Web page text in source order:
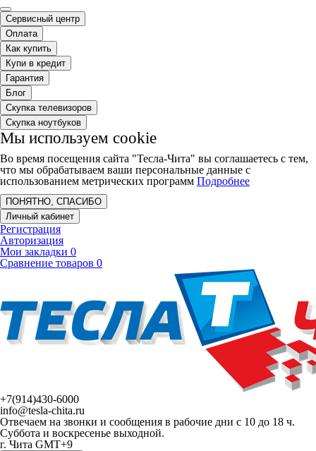
Сервисный центр
Оплата
Как купить
Купи в кредит
Гарантия
Блог
Скупка телевизоров
Скупка ноутбуков
Мы используем cookie
Во время посещения сайта "Тесла-Чита" вы соглашаетесь с тем,
что мы обрабатываем ваши персональные данные с
использованием метрических программ Подробнее
ПОНЯТНО, СПАСИБО
Личный кабинет
Регистрация
Авторизация
Мои закладки 0
Сравнение товаров 0
+7(914)430-6000
info@tesla-chita.ru
Отвечаем на звонки и сообщения в рабочие дни с 10 до 18 ч.
Суббота и воскресенье выходной.
г. Чита GMT+9